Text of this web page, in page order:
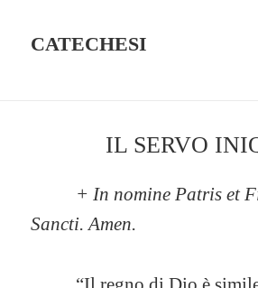
CATECHESI
IL SERVO
+ In nomine Patris et
Sancti. Amen.